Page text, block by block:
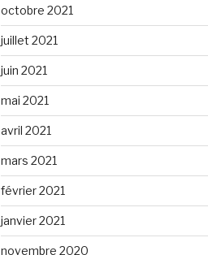
octobre 2021
juillet 2021
juin 2021
mai 2021
avril 2021
mars 2021
février 2021
janvier 2021
novembre 2020